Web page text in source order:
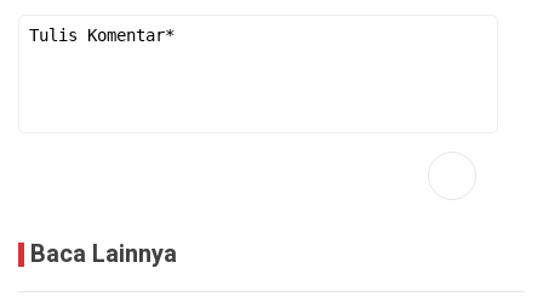
Baca Lainnya